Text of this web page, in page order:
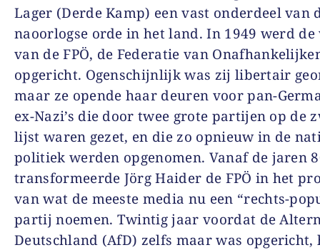
Lager (Derde Kamp) een vast onderdeel van
naoorlogse orde in het land. In 1949 werd
van de FPÖ, de Federatie van
opgericht. Ogenschijnlijk was zij libertair
maar ze opende haar deuren voor pan-
ex-Nazi’s die door twee grote partijen op de
lijst waren gezet, en die zo opnieuw in de
politiek werden opgenomen. Vanaf de jaren
transformeerde Jörg Haider de FPÖ in het
van wat de meeste media nu een “rechts-
partij noemen. Twintig jaar voordat de
Deutschland (AfD) zelfs maar was opgericht,